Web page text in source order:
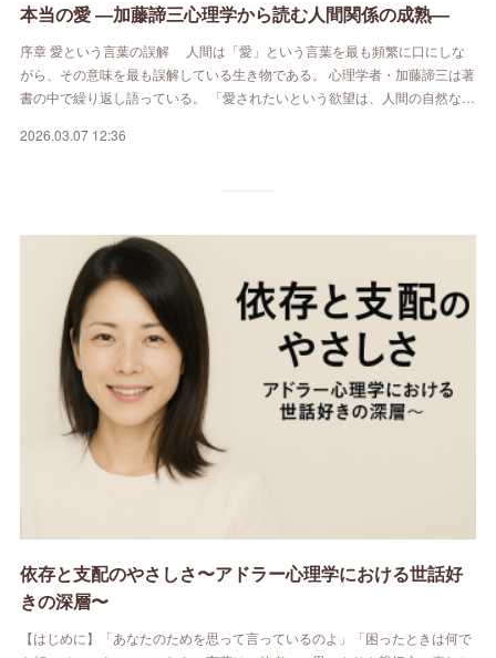
本当の愛 ―加藤諦三心理学から読む人間関係の成熟―
序章 愛という言葉の誤解 人間は「愛」という言葉を最も頻繁に口にしな
がら、その意味を最も誤解している生き物である。 心理学者・加藤諦三は著
書の中で繰り返し語っている。 「愛されたいという欲望は、人間の自然な…
2026.03.07 12:36
依存と支配のやさしさ〜アドラー心理学における世話好
きの深層〜
【はじめに】「あなたのためを思って言っているのよ」「困ったときは何で